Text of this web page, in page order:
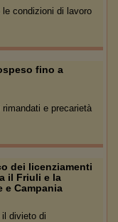
le condizioni di lavoro
fino a
e precarietà
dei licenziamenti
il Friuli e la
e Campania
il divieto di